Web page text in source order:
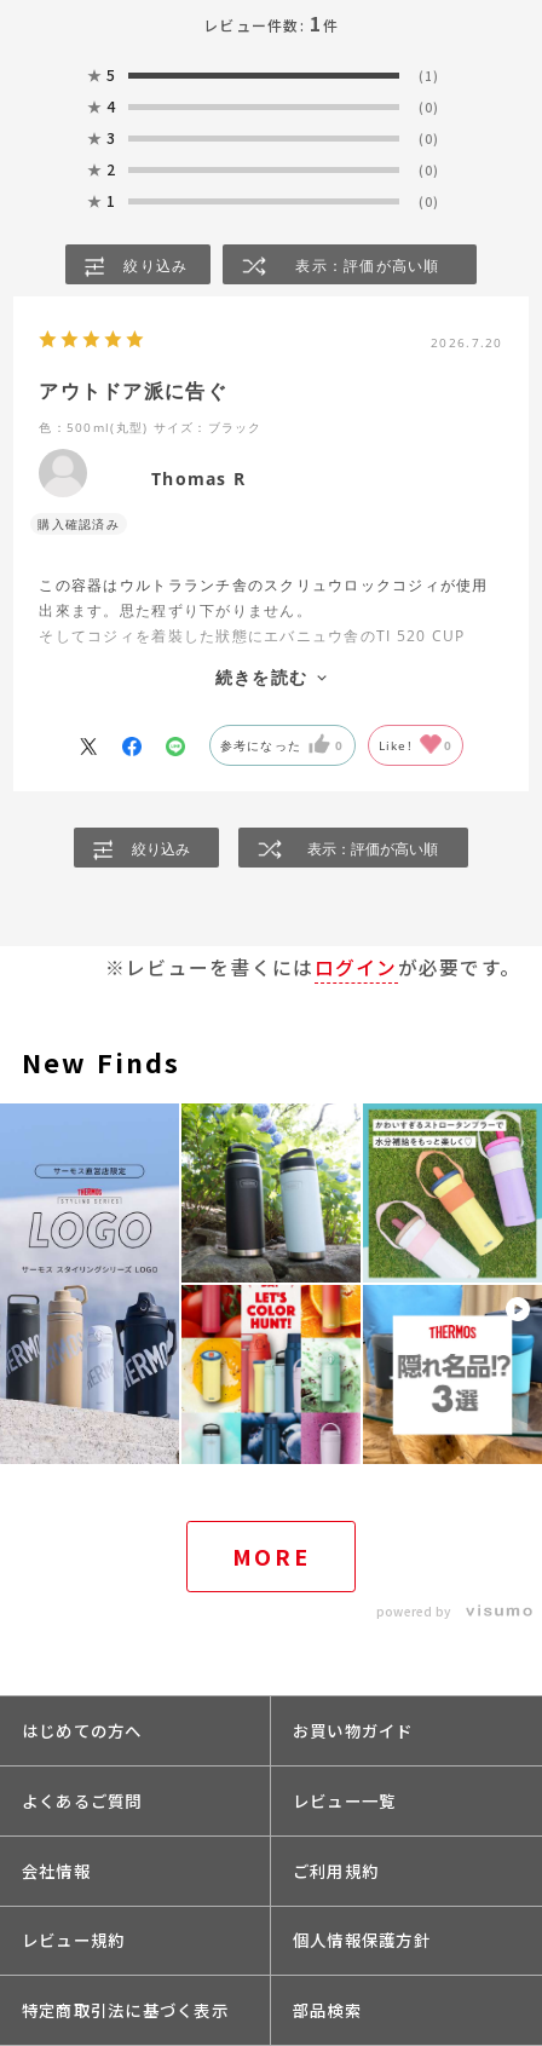
レビュー件数: 1件
★ 5 (1)
★ 4 (0)
★ 3 (0)
★ 2 (0)
★ 1 (0)
絞り込み 表示：評価が高い順
2026.7.20
アウトドア派に告ぐ
色：500ml(丸型) サイズ：ブラック
Thomas R
この容器はウルトラランチ舎のスクリュウロックコジィが使用
出來ます。思た程ずり下がりません。
そしてコジィを着裝した狀態にエバニュウ舎のTI 520 CUP
です。ジップロックの青を登山に使ひたくなひ人はこっちが良
続きを読む
参考になった 0 Like! 0
絞り込み 表示：評価が高い順
※レビューを書くには ログインが必要です。
New Finds
MORE
powered by
はじめての方へ お買い物ガイド
よくあるご質問 レビュー一覧
会社情報 ご利用規約
レビュー規約 個人情報保護方針
特定商取引法に基づく表示 部品検索